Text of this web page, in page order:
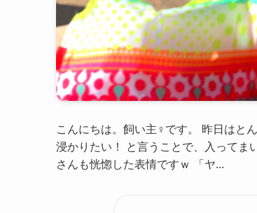
こんにちは。飼い主♀です。 昨日はと
浸かりたい！ と言うことで、入ってま
さんも恍惚した表情ですｗ 「ヤ...